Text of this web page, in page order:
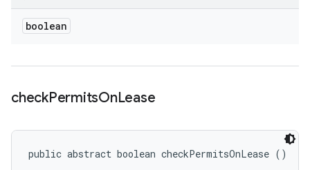
boolean
checkPermitsOnLease
public abstract boolean checkPermitsOnLease ()